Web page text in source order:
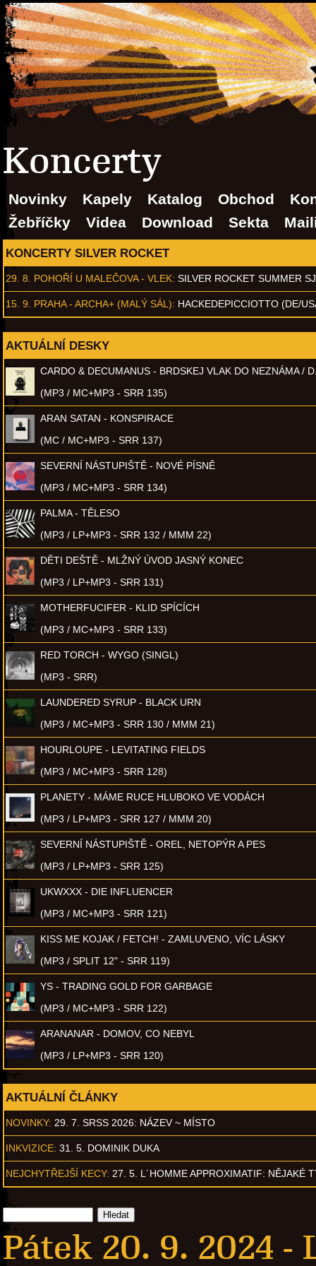
Koncerty
Novinky Kapely Katalog Obchod
Žebříčky
Videa Download Sekta
KONCERTY SILVER ROCKET
29. 8. POHOŘÍ U MALEČOVA - VLEK: SILVER ROCKET SUMMER
15. 9. PRAHA - ARCHA+ (MALÝ SÁL): HACKEDEPICCIOTTO (DE/
AKTUÁLNÍ DESKY
CARDO & DECUMANUS - BRDSKEJ VLAK DO NEZNÁMA /
(MP3 / MC+MP3 - SRR 135)
ARAN SATAN - KONSPIRACE
(MC / MC+MP3 - SRR 137)
SEVERNÍ NÁSTUPIŠTĚ - NOVÉ PÍSNĚ
(MP3 / MC+MP3 - SRR 134)
PALMA - TĚLESO
(MP3 / LP+MP3 - SRR 132 / MMM 22)
DĚTI DEŠTĚ - MLŽNÝ ÚVOD JASNÝ KONEC
(MP3 / LP+MP3 - SRR 131)
MOTHERFUCIFER - KLID SPÍCÍCH
(MP3 / MC+MP3 - SRR 133)
RED TORCH - WYGO (SINGL)
(MP3 - SRR)
LAUNDERED SYRUP - BLACK URN
(MP3 / MC+MP3 - SRR 130 / MMM 21)
HOURLOUPE - LEVITATING FIELDS
(MP3 / MC+MP3 - SRR 128)
PLANETY - MÁME RUCE HLUBOKO VE VODÁCH
(MP3 / LP+MP3 - SRR 127 / MMM 20)
SEVERNÍ NÁSTUPIŠTĚ - OREL, NETOPÝR A PES
(MP3 / LP+MP3 - SRR 125)
UKWXXX - DIE INFLUENCER
(MP3 / MC+MP3 - SRR 121)
KISS ME KOJAK / FETCH! - ZAMLUVENO, VÍC LÁSKY
(MP3 / SPLIT 12" - SRR 119)
YS - TRADING GOLD FOR GARBAGE
(MP3 / MC+MP3 - SRR 122)
ARANANAR - DOMOV, CO NEBYL
(MP3 / LP+MP3 - SRR 120)
AKTUÁLNÍ ČLÁNKY
NOVINKY: 29. 7. SRSS 2026: NÁZEV ~ MÍSTO
INKVIZICE: 31. 5. DOMINIK DUKA
NEJCHYTŘEJŠÍ KECY: 27. 5. L´HOMME APPROXIMATIF: NĚJAKÉ
Pátek 20. 9. 2024 -